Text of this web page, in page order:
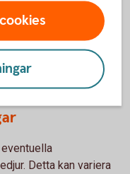
Vissa täcker skador
inte gör det. Det är
Detta kan variera